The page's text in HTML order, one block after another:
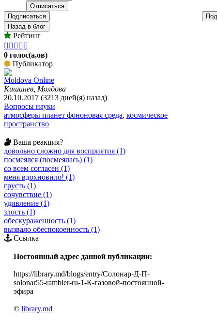
Подписаться
Назад в блог
Рейтинг
    
0 голос(а,ов)
Публикатор
Moldova Online
Кишинев, Молдова
20.10.2017 (3213 дней(я) назад)
Вопросы науки
атмосферы планет фононовая среда, космическое
пространство
Ваша реакция?
довольно сложно для восприятия (1)
посмеялся (посмеялась) (1)
со всем согласен (1)
меня вдохновило! (1)
грусть (1)
сочувствие (1)
удивление (1)
злость (1)
обескураженность (1)
вызвало обеспокоенность (1)
Ссылка
Постоянный адрес данной публикации:
https://library.md/blogs/entry/Солонар-Д-П-
solonar55-rambler-ru-1-К-газовой-постоянной-
эфира
© library.md